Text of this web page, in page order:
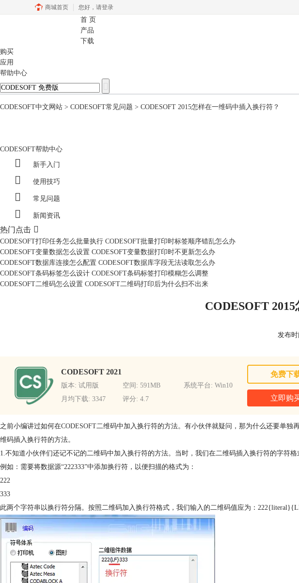
商城首页 您好， 请登录
首 页
产品
下载
购买
应用
帮助中心
CODESOFT中文网站 > CODESOFT常见问题 > CODESOFT 2015怎样在一维码中插入换行符？
CODESOFT帮助中心
 新手入门
 使用技巧
 常见问题
 新闻资讯
热门点击 
CODESOFT打印任务怎么批量执行 CODESOFT批量打印时标签顺序错乱怎么办
CODESOFT变量数据怎么设置 CODESOFT变量数据打印时不更新怎么办
CODESOFT数据库连接怎么配置 CODESOFT数据库字段无法读取怎么办
CODESOFT条码标签怎么设计 CODESOFT条码标签打印模糊怎么调整
CODESOFT二维码怎么设置 CODESOFT二维码打印后为什么扫不出来
CODESOFT
发布时
CODESOFT 2021
版本: 试用版 空间: 591MB
系统平台: Win10
月均下载: 3347
评分: 4.7
免费下
立即购
之前小编讲过如何在CODESOFT二维码中加入换行符的方法。有小伙伴就疑问，那为什么还要单独
维码插入换行符的方法。
1.不知道小伙伴们还记不记的二维码中加入换行符的方法。当时，我们在二维码插入换行符的字符
例如：需要将数据源“222333”中添加换行符，以便扫描的格式为：
222
333
此两个字符串以换行符分隔。按照二维码加入换行符格式，我们输入的二维码值应为：